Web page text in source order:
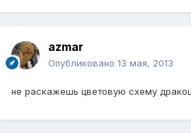
azmar
Опубликовано 13 мая, 2013
не раскажешь цветовую схему